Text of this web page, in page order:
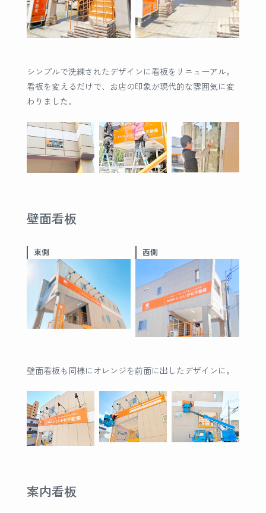
シンプルで洗練されたデザインに看板をリニューアル。
看板を変えるだけで、お店の印象が現代的な雰囲気に変
わりました。
壁面看板
東側 西側
壁面看板も同様にオレンジを前面に出したデザインに。
案内看板